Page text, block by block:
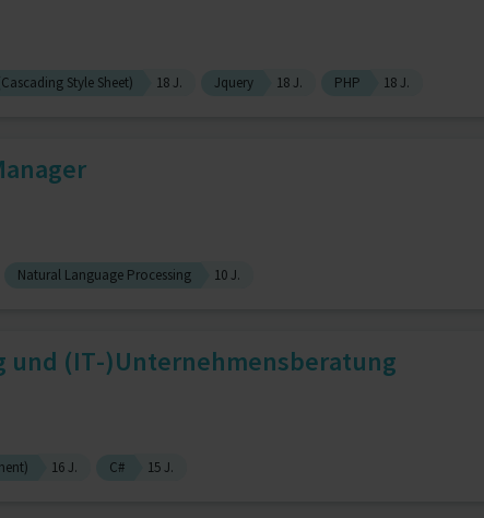
Style Sheet) 18 J. Jquery 18 J. PHP 18 J.
Natural Language Processing 10 J.
und (IT-)Unternehmensberatung
16 J. C# 15 J.